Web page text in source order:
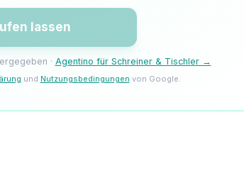
lassen
· Agentino für Schreiner & Tischler →
und Nutzungsbedingungen von Google.